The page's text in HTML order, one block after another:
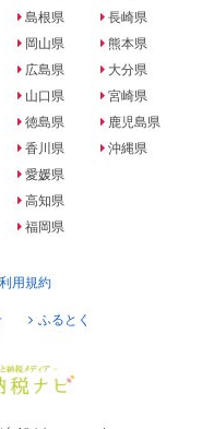
島根県
岡山県
広島県
山口県
徳島県
香川県
愛媛県
高知県
福岡県
長崎県
熊本県
大分県
宮崎県
鹿児島県
沖縄県
用規約
ふるとく